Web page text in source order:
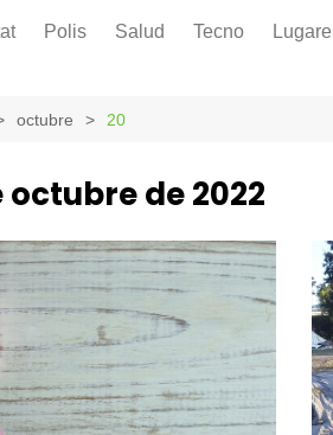
Polis Salud Tecno
octubre 20
octubre de 2022